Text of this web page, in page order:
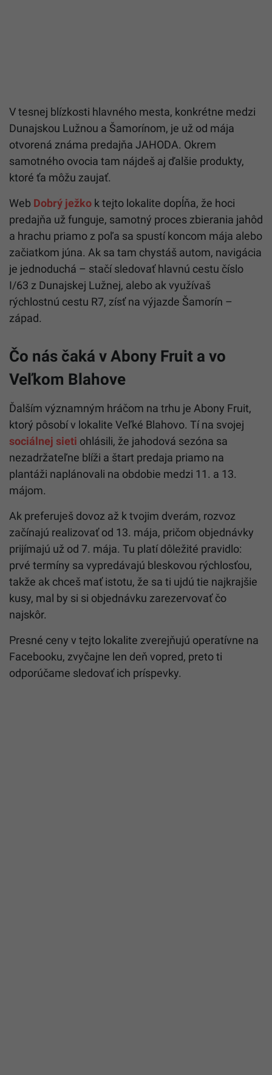
V tesnej blízkosti hlavného mesta, konkrétne medzi
Dunajskou Lužnou a Šamorínom, je už od mája
otvorená známa predajňa JAHODA. Okrem
samotného ovocia tam nájdeš aj ďalšie produkty,
ktoré ťa môžu zaujať.
Web Dobrý ježko k tejto lokalite dopĺňa, že hoci
predajňa už funguje, samotný proces zbierania jahôd
a hrachu priamo z poľa sa spustí koncom mája alebo
začiatkom júna. Ak sa tam chystáš autom, navigácia
je jednoduchá – stačí sledovať hlavnú cestu číslo
I/63 z Dunajskej Lužnej, alebo ak využívaš
rýchlostnú cestu R7, zísť na výjazde Šamorín –
západ.
Čo nás čaká v Abony Fruit a vo
Veľkom Blahove
Ďalším významným hráčom na trhu je Abony Fruit,
ktorý pôsobí v lokalite Veľké Blahovo. Tí na svojej
sociálnej sieti ohlásili, že jahodová sezóna sa
nezadržateľne blíži a štart predaja priamo na
plantáži naplánovali na obdobie medzi 11. a 13.
májom.
Ak preferuješ dovoz až k tvojim dverám, rozvoz
začínajú realizovať od 13. mája, pričom objednávky
prijímajú už od 7. mája. Tu platí dôležité pravidlo:
prvé termíny sa vypredávajú bleskovou rýchlosťou,
takže ak chceš mať istotu, že sa ti ujdú tie najkrajšie
kusy, mal by si si objednávku zarezervovať čo
najskôr.
Presné ceny v tejto lokalite zverejňujú operatívne na
Facebooku, zvyčajne len deň vopred, preto ti
odporúčame sledovať ich príspevky.